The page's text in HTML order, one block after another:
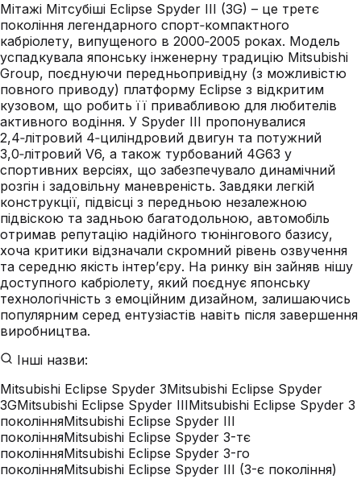
Мітажі Мітсубіші Eclipse Spyder III (3G) – це третє
покоління легендарного спорт‑компактного
кабріолету, випущеного в 2000‑2005 роках. Модель
успадкувала японську інженерну традицію Mitsubishi
Group, поєднуючи передньопривідну (з можливістю
повного приводу) платформу Eclipse з відкритим
кузовом, що робить її привабливою для любителів
активного водіння. У Spyder III пропонувалися
2,4‑літровий 4‑циліндровий двигун та потужний
3,0‑літровий V6, а також турбований 4G63 у
спортивних версіях, що забезпечувало динамічний
розгін і задовільну маневреність. Завдяки легкій
конструкції, підвісці з передньою незалежною
підвіскою та задньою багатодольною, автомобіль
отримав репутацію надійного тюнінгового базису,
хоча критики відзначали скромний рівень озвучення
та середню якість інтер’єру. На ринку він зайняв нішу
доступного кабріолету, який поєднує японську
технологічність з емоційним дизайном, залишаючись
популярним серед ентузіастів навіть після завершення
виробництва.
Інші назви:
Mitsubishi Eclipse Spyder 3Mitsubishi Eclipse Spyder
3GMitsubishi Eclipse Spyder IIIMitsubishi Eclipse Spyder 3
поколінняMitsubishi Eclipse Spyder III
поколінняMitsubishi Eclipse Spyder 3-тє
поколінняMitsubishi Eclipse Spyder 3-го
поколінняMitsubishi Eclipse Spyder III (3-є покоління)